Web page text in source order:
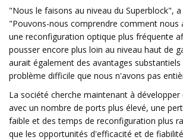
"Nous le faisons au niveau du Superblock", a
"Pouvons-nous comprendre comment nous
une reconfiguration optique plus fréquente
pousser encore plus loin au niveau haut de
aurait également des avantages substantiels
problème difficile que nous n'avons pas
La société cherche maintenant à développer
avec un nombre de ports plus élevé, une
faible et des temps de reconfiguration plus
que les opportunités d'efficacité et de